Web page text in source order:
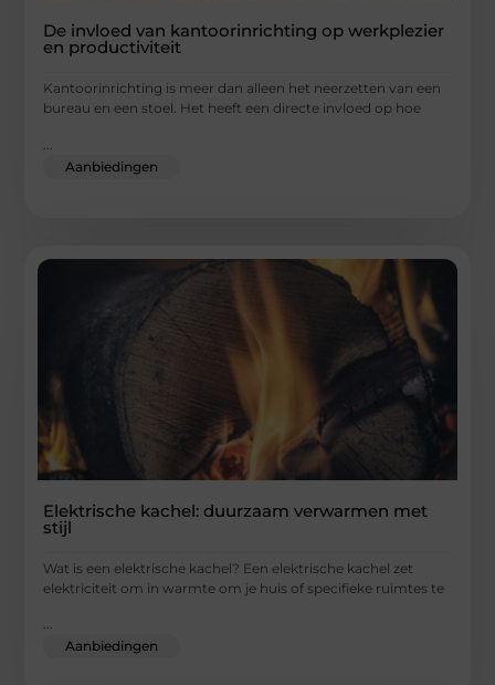
De invloed van kantoorinrichting op werkplezier
en productiviteit
Kantoorinrichting is meer dan alleen het neerzetten van een
bureau en een stoel. Het heeft een directe invloed op hoe
Aanbiedingen
Elektrische kachel: duurzaam verwarmen met
stijl
Wat is een elektrische kachel? Een elektrische kachel zet
elektriciteit om in warmte om je huis of specifieke ruimtes te
...
Aanbiedingen